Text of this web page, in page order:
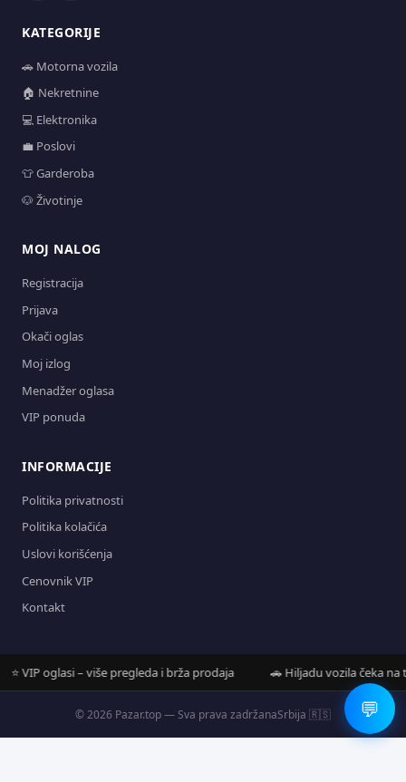
KATEGORIJE
🚗 Motorna vozila
🏠 Nekretnine
💻 Elektronika
💼 Poslovi
👕 Garderoba
🐶 Životinje
MOJ NALOG
Registracija
Prijava
Okači oglas
Moj izlog
Menadžer oglasa
VIP ponuda
INFORMACIJE
Politika privatnosti
Politika kolačića
Uslovi korišćenja
Cenovnik VIP
Kontakt
VIP oglasi – više pregleda i brža prodaja 🚗 Hiljadu vozila čeka na tebe
© 2026 Pazar.top — Sva prava zadržanaSrbija 🇷🇸 💬